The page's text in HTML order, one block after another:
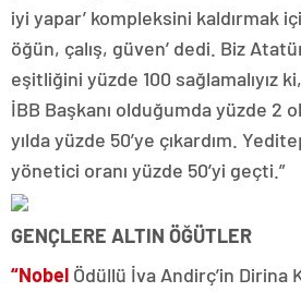
iyi yapar’ kompleksini kaldırmak
öğün, çalış, güven’ dedi. Biz
eşitliğini yüzde 100 sağlamalıyız
İBB Başkanı olduğumda yüzde 2
yılda yüzde 50’ye çıkardım.
yönetici oranı yüzde 50’yi geçti.”
GENÇLERE ALTIN ÖĞÜTLER
“Nobel Ödüllü İva Andirç’in Dirina